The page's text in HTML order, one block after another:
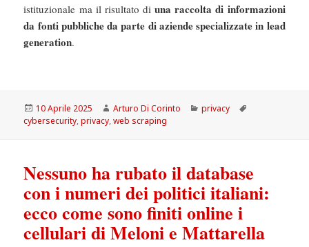
istituzionale ma il risultato diuna raccolta di informazioni
da fonti pubbliche da parte di aziende specializzate in lead
generation.
Scritto
il
10 Aprile 2025 Autore
Arturo Di Corinto Categorie
privacy
cybersecurity,privacy,web scraping
Nessuno ha rubato il database
con i numeri dei politici italiani:
ecco come sono finiti online i
cellulari di Meloni e Mattarella